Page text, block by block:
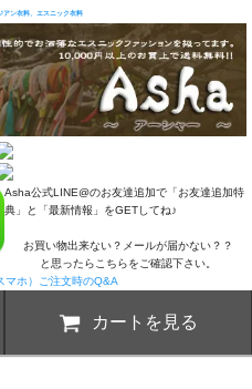
アン衣料、エスニック衣料
Asha公式LINE@のお友達追加で「お友達追加特
典」と「最新情報」をGETしてね♪
お買い物出来ない？メールが届かない？？
と思ったらこちらをご確認下さい。
マホ）ご注文時のQ&A
カートを見る